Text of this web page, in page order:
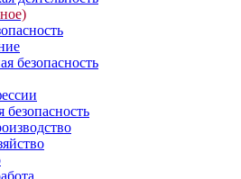
безопасность
безопасность